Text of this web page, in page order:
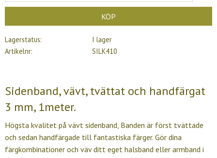
KÖP
Lagerstatus
I lager
Artikelnr
SILK410
Sidenband, vävt, tvättat och handfärgat
3 mm, 1meter.
Högsta kvalitet på vävt sidenband, Banden är först tvättade
och sedan handfärgade till fantastiska färger. Gör dina
färgkombinationer och väv ditt eget halsband eller armband i